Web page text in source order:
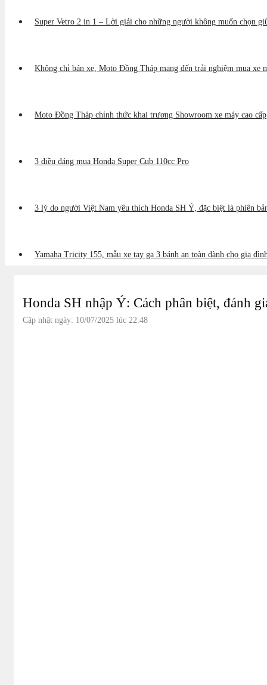
Super Vetro 2 in 1 – Lời giải cho những người không muốn chọn
Không chỉ bán xe, Moto Đồng Tháp mang đến trải nghiệm mua xe
Moto Đồng Tháp chính thức khai trương Showroom xe máy cao cấp
3 điều đáng mua Honda Super Cub 110cc Pro
3 lý do người Việt Nam yêu thích Honda SH Ý, đặc biệt là phiên
Yamaha Tricity 155, mẫu xe tay ga 3 bánh an toàn dành cho gia
Honda SH nhập Ý: Cách phân biệt, đánh
Cập nhật ngày: 10/07/2025 lúc 22:48